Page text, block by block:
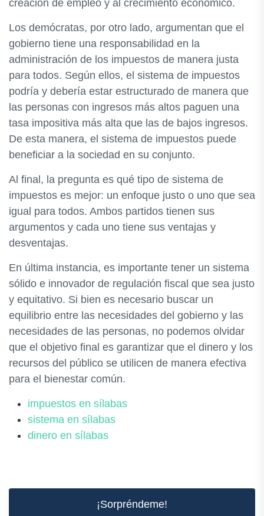
creación de empleo y al crecimiento económico.
Los demócratas, por otro lado, argumentan que el
gobierno tiene una responsabilidad en la
administración de los impuestos de manera justa
para todos. Según ellos, el sistema de impuestos
podría y debería estar estructurado de manera que
las personas con ingresos más altos paguen una
tasa impositiva más alta que las de bajos ingresos.
De esta manera, el sistema de impuestos puede
beneficiar a la sociedad en su conjunto.
Al final, la pregunta es qué tipo de sistema de
impuestos es mejor: un enfoque justo o uno que sea
igual para todos. Ambos partidos tienen sus
argumentos y cada uno tiene sus ventajas y
desventajas.
En última instancia, es importante tener un sistema
sólido e innovador de regulación fiscal que sea justo
y equitativo. Si bien es necesario buscar un
equilibrio entre las necesidades del gobierno y las
necesidades de las personas, no podemos olvidar
que el objetivo final es garantizar que el dinero y los
recursos del público se utilicen de manera efectiva
para el bienestar común.
impuestos en sílabas
sistema en sílabas
dinero en sílabas
¡Sorpréndeme!